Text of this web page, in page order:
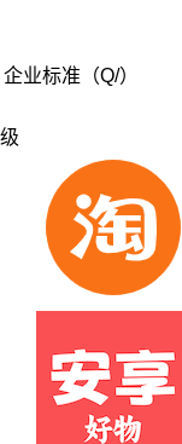
企业标准（Q/）
级